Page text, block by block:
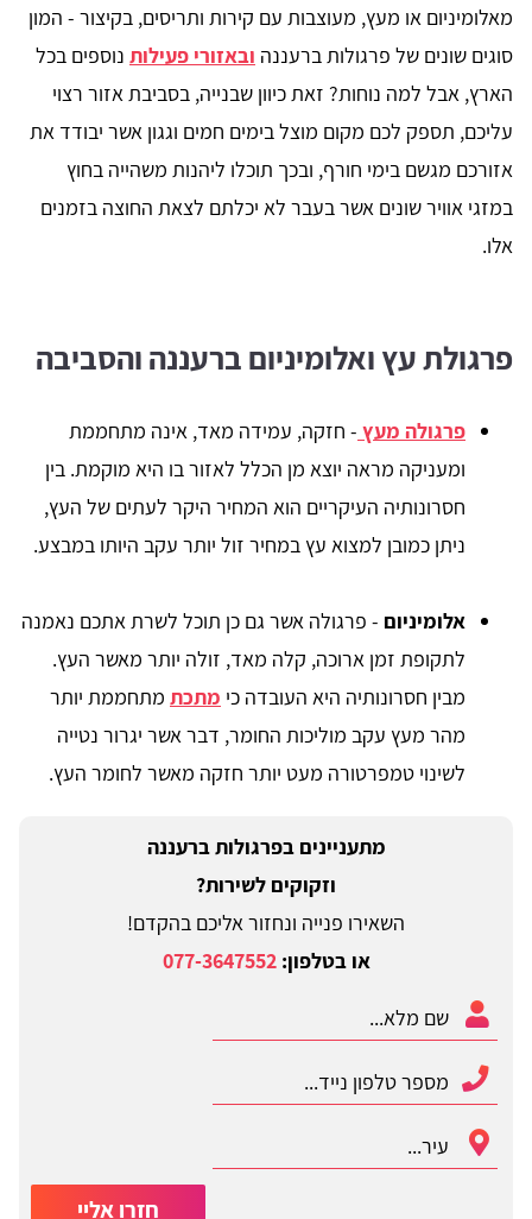
מאלומיניום או מעץ, מעוצבות עם קירות ותריסים, בקיצור - המון
סוגים שונים של פרגולות ברעננה ובאזורי פעילות נוספים בכל
הארץ, אבל למה נוחות? זאת כיוון שבנייה, בסביבת אזור רצוי
עליכם, תספק לכם מקום מוצל בימים חמים וגגון אשר יבודד את
אזורכם מגשם בימי חורף, ובכך תוכלו ליהנות משהייה בחוץ
במזגי אוויר שונים אשר בעבר לא יכלתם לצאת החוצה בזמנים
אלו.
פרגולת עץ ואלומיניום ברעננה והסביבה
פרגולה מעץ - חזקה, עמידה מאד, אינה מתחממת
ומעניקה מראה יוצא מן הכלל לאזור בו היא מוקמת. בין
חסרונותיה העיקריים הוא המחיר היקר לעתים של העץ,
ניתן כמובן למצוא עץ במחיר זול יותר עקב היותו במבצע.
אלומיניום - פרגולה אשר גם כן תוכל לשרת אתכם נאמנה
לתקופת זמן ארוכה, קלה מאד, זולה יותר מאשר העץ.
מבין חסרונותיה היא העובדה כי מתכת מתחממת יותר
מהר מעץ עקב מוליכות החומר, דבר אשר יגרור נטייה
לשינוי טמפרטורה מעט יותר חזקה מאשר לחומר העץ.
מתעניינים בפרגולות ברעננה
וזקוקים לשירות?
השאירו פנייה ונחזור אליכם בהקדם!
או בטלפון:077-3647552
חזרו אליי